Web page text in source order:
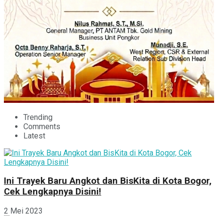
Trending
Comments
Latest
Ini Trayek Baru Angkot dan BisKita di Kota Bogor,
Cek Lengkapnya Disini!
2 Mei 2023